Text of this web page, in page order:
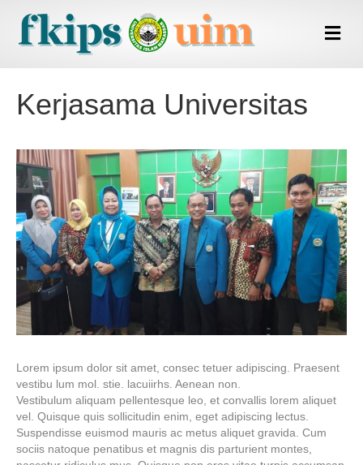
M
e
Kerjasama Universitas
Lorem ipsum dolor sit amet, consec tetuer adipiscing. Praesent
vestibu lum mol. stie. lacuiirhs. Aenean non.
Vestibulum aliquam pellentesque leo, et convallis lorem aliquet
vel. Quisque quis sollicitudin enim, eget adipiscing lectus.
Suspendisse euismod mauris ac metus aliquet gravida. Cum
sociis natoque penatibus et magnis dis parturient montes,